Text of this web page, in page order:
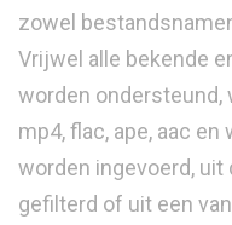
zowel
Vrijwel alle bekende
worden ondersteund,
mp4, flac, ape, aac
worden ingevoerd,
gefilterd of uit een